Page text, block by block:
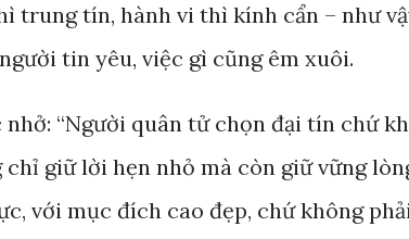
trung tín, hành vi thì kính cẩn – như
tin yêu, việc gì cũng êm xuôi.
nhở: “Người quân tử chọn đại tín chứ
giữ lời hẹn nhỏ mà còn giữ vững
với mục đích cao đẹp, chứ không